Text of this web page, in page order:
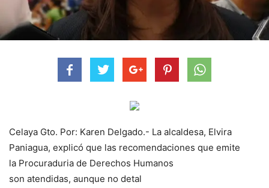
Celaya Gto. Por: Karen Delgado.- La alcaldesa, Elvira
Paniagua, explicó que las recomendaciones que emite
la Procuraduria de Derechos Humanos
son atendidas, aunque no detal